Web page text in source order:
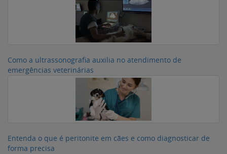
Como a ultrassonografia auxilia no atendimento de
emergências veterinárias
Entenda o que é peritonite em cães e como diagnosticar de
forma precisa